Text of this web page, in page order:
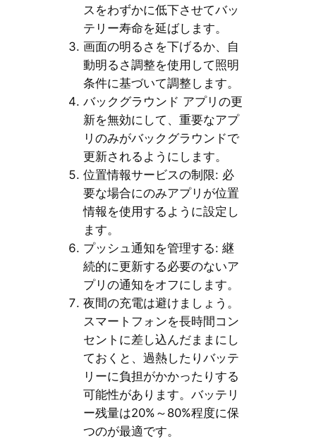
スをわずかに低下させてバッ
テリー寿命を延ばします。
画面の明るさを下げるか、自
動明るさ調整を使用して照明
条件に基づいて調整します。
バックグラウンド アプリの更
新を無効にして、重要なアプ
リのみがバックグラウンドで
更新されるようにします。
位置情報サービスの制限: 必
要な場合にのみアプリが位置
情報を使用するように設定し
ます。
プッシュ通知を管理する: 継
続的に更新する必要のないア
プリの通知をオフにします。
夜間の充電は避けましょう。
スマートフォンを長時間コン
セントに差し込んだままにし
ておくと、過熱したりバッテ
リーに負担がかかったりする
可能性があります。バッテリ
ー残量は20%～80%程度に保
つのが最適です。